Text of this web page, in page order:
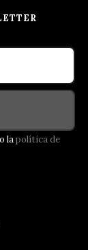
lapolítica de